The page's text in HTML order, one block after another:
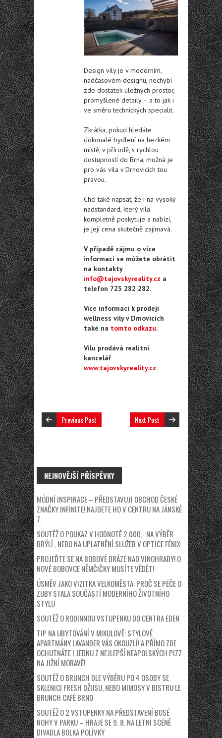
Design vily je v moderním,
nadčasovém designu, nechybí
zde dostatek úložných prostor,
promyšlené detaily – a to jak i
ve směru technických specialit.
Zkrátka, pokud hledáte
dokonalé bydlení na hezkém
místě, v přírodě, s rychlou
dostupností do Brna, možná je
pro vás vila v Drnovicích tou
pravou.
Chci také napsat, že i na vysoký
nadstandard, který vila
kompletně poskytuje a nabízí,
je její cena skutečně zajímavá.
V případě zájmu o více
informací se můžete obrátit
na kontakty
info@tajovskyreality.cz a
telefon 723 282 282.
Více informací k prodeji
wellness vily v Drnovicích
také na tomto odkazu.
Vilu prodává realitní
kancelář
www.tajovskyreality.cz.
Previous Post Next Post
NEJNOVĚJŠÍ PŘÍSPĚVKY
MÓDNÍ INSPIRACE – PŘEDSTAVUJI OBCHOD ČESKÉ
ZNAČKY INFINITE! NAJDETE HO V CENTRU NA JÁNSKÉ
7.
SOUTĚŽ O POUKAZ V HODNOTĚ 2.000,- NA VÝBĚR
BRÝLÍ , NEBO NA UPLATNĚNÍ SLUŽEB V OPTICE FÉNIX
PROJEĎTE SE NA BOBOVÉ DRÁZE NAD VINOHRADY! O
NOVÉ BOBOVCE NĚMČIČKY MUSÍTE VĚDĚT!
ÚSMĚV JAKO VIZITKA VELKOMĚSTA: PROČ SE PÉČE O
ZUBY STALA SOUČÁSTÍ MODERNÍHO ŽIVOTNÍHO
STYLU
SOUTĚŽ O RODINNOU VSTUPENKU DO CENTRA EDEN
TIP NA UBYTOVÁNÍ V MIKULOVĚ: STYLOVÉ
APARTMÁNY LAVANDER VÁS OKOUZLÍ! A PŘÍMO ZDE
OCHUTNÁTE I JEDNU Z NEJLEPŠÍ NEAPOLSKÝCH PIZZ
NA JIŽNÍ MORAVĚ!
SOUTĚŽ O BRUNCH DLE VÝBĚRU PO 4 OSOBY SE
SKLENICI FRESH DŽUSU, NEBO MIMOSY V BISTRU LE
BRUNCH CAFÉ BRNO
SOUTĚŽ O 2 VSTUPENKY NA PŘEDSTAVENÍ BOSÉ
NOHY V PARKU – HRAJE SE 9. 8. NA LETNÍ SCÉNĚ
DIVADLA BOLKA POLÍVKY